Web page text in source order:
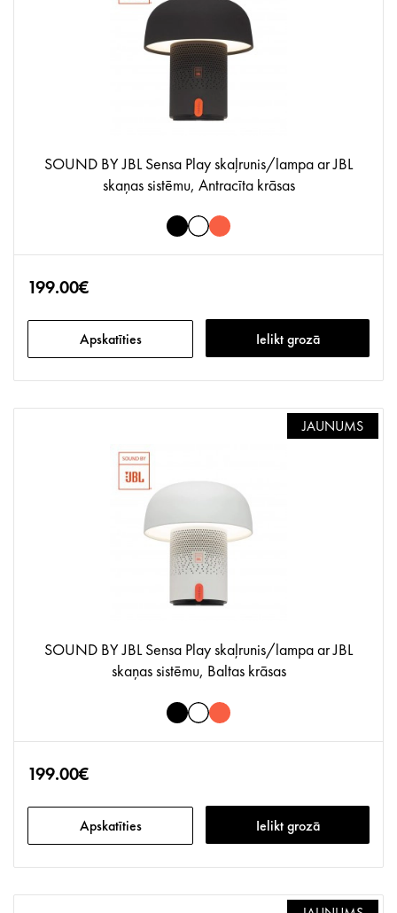
SOUND BY JBL Sensa Play skaļrunis/lampa ar JBL
skaņas sistēmu, Antracīta krāsas
199.00€
Apskatīties Ielikt grozā
JAUNUMS
SOUND BY JBL Sensa Play skaļrunis/lampa ar JBL
skaņas sistēmu, Baltas krāsas
199.00€
Apskatīties Ielikt grozā